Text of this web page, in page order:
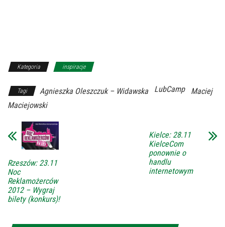
Kategoria inspiracje
Tagi Agnieszka Oleszczuk – Widawska LubCamp
Maciej
Maciejowski
Rzeszów: 23.11
Noc
Reklamożerców
2012 – Wygraj
bilety (konkurs)!
Kielce: 28.11
KielceCom
ponownie o
handlu
internetowym